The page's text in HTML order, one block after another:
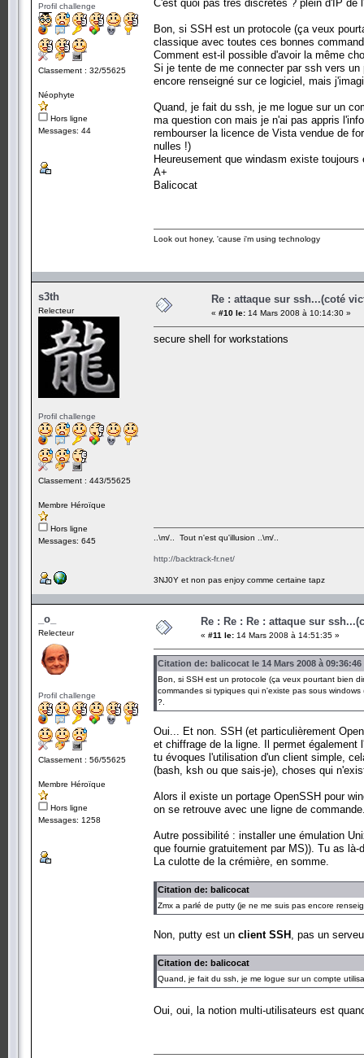
Profil challenge
Classement : 32/55625
Néophyte
Hors ligne
Messages: 44
C'est quoi pas très discrètes ? plein d'IP de
Bon, si SSH est un protocole (ça veux
classique avec toutes ces bonnes
Comment est-il possible d'avoir la même
Si je tente de me connecter par ssh vers
encore renseigné sur ce logiciel, mais
Quand, je fait du ssh, je me logue sur un
ma question con mais je n'ai pas appris
rembourser la licence de Vista vendue de
nulles !)
Heureusement que windasm existe
A+
Balicocat
Look out honey, 'cause i'm using technology
s3th
Relecteur
Profil challenge
Classement : 443/55625
Membre Héroïque
Hors ligne
Messages: 645
Re : attaque sur ssh...(coté
« #10 le: 14 Mars 2008 à 10:14:30 »
secure shell for workstations
..\m/.. Tout n'est qu'illusion ..\m/..
http://backtrack-fr.net/
3NJ0Y et non pas enjoy comme certaine tapz
_o_
Relecteur
Profil challenge
Classement : 56/55625
Membre Héroïque
Hors ligne
Messages: 1258
Re : Re : Re : attaque sur
« #11 le: 14 Mars 2008 à 14:51:35 »
Citation de: balicocat le 14 Mars 2008 à 09:36:46
Bon, si SSH est un protocole (ça veux pourtant bien
commandes si typiques qui n'existe pas sous
?.
Oui... Et non. SSH (et particulièrement
et chiffrage de la ligne. Il permet également
tu évoques l'utilisation d'un client simple,
(bash, ksh ou que sais-je), choses qui
Alors il existe un portage OpenSSH pour
on se retrouve avec une ligne de
Autre possibilité : installer une émulation
que fournie gratuitement par MS)). Tu as
La culotte de la crémière, en somme.
Citation de: balicocat
Zmx a parlé de putty (je ne me suis pas encore
Non, putty est un client SSH , pas un
Citation de: balicocat
Quand, je fait du ssh, je me logue sur un compte
Oui, oui, la notion multi-utilisateurs est